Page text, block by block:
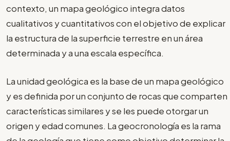
contexto, un mapa geológico integra datos
cualitativos y cuantitativos con el objetivo de explicar
la estructura de la superficie terrestre en un área
determinada y a una escala específica.
La unidad geológica es la base de un mapa geológico
y es definida por un conjunto de rocas que comparten
características similares y se les puede otorgar un
origen y edad comunes. La geocronología es la rama